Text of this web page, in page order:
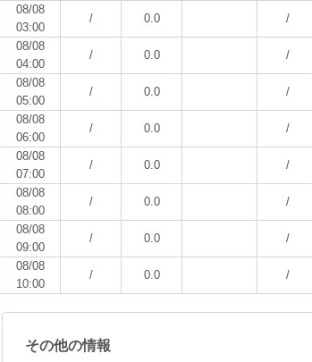
08/08
03:00
/ 0.0 /
08/08
04:00
/ 0.0 /
08/08
05:00
/ 0.0 /
08/08
06:00
/ 0.0 /
08/08
07:00
/ 0.0 /
08/08
08:00
/ 0.0 /
08/08
09:00
/ 0.0 /
08/08
10:00
/ 0.0 /
その他の情報